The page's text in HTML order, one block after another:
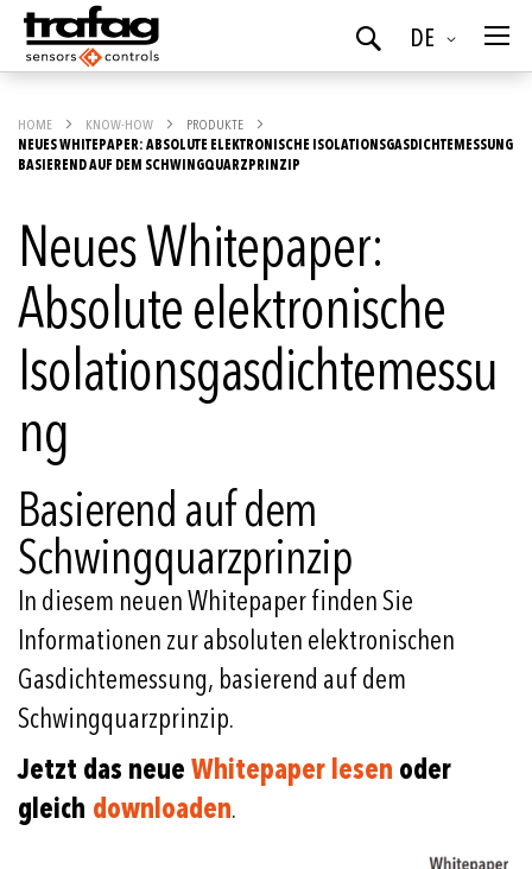
Sprache
DE
Suchen
HOME KNOW-HOW
PRODUKTE
NEUES WHITEPAPER: ABSOLUTE ELEKTRONISCHE ISOLATIONSGASDICHTEMESSUNG
BASIEREND AUF DEM SCHWINGQUARZPRINZIP
Neues Whitepaper:
Absolute elektronische
Isolationsgasdichtemessu
ng
Basierend auf dem
Schwingquarzprinzip
In diesem neuen Whitepaper finden Sie
Informationen zur absoluten elektronischen
Gasdichtemessung, basierend auf dem
Schwingquarzprinzip.
Jetzt das neueWhitepaper lesen oder
gleich downloaden.